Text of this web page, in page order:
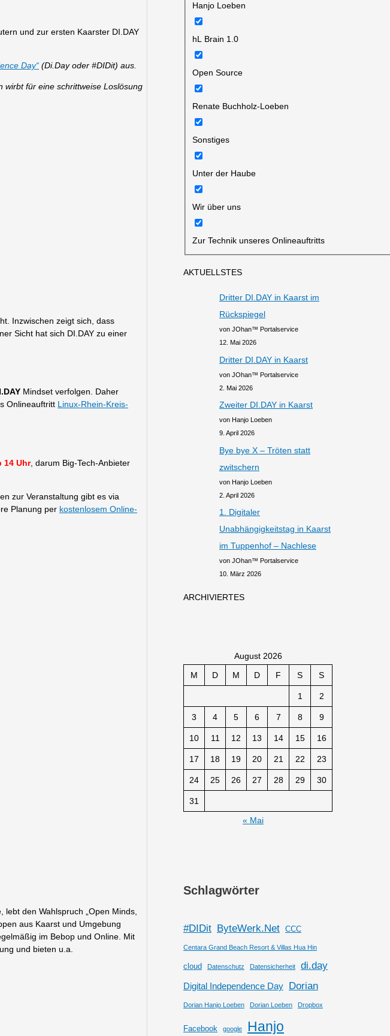
und zur ersten Kaarster DI.DAY
Day“ (Di.Day oder #DIDit) aus.
wirbt für eine schrittweise Loslösung
Inzwischen zeigt sich, dass
Sicht hat sich DI.DAY zu einer
Mindset verfolgen. Daher
Onlineauftritt Linux-Rhein-Kreis-
14 Uhr, darum Big-Tech-Anbieter
zur Veranstaltung gibt es via
Planung per kostenlosem Online-
den Wahlspruch „Open Minds,
aus Kaarst und Umgebung
im Bebop und Online. Mit
und bieten u.a.
Hanjo Loeben
hL Brain 1.0
Open Source
Renate Buchholz-Loeben
Sonstiges
Unter der Haube
Wir über uns
Zur Technik unseres Onlineauftritts
AKTUELLSTES
Dritter DI.DAY in Kaarst im
Rückspiegel
von JOhan™ Portalservice
12. Mai 2026
Dritter DI.DAY in Kaarst
von JOhan™ Portalservice
2. Mai 2026
Zweiter DI.DAY in Kaarst
von Hanjo Loeben
9. April 2026
Bye bye X – Tröten statt
zwitschern
von Hanjo Loeben
2. April 2026
1. Digitaler
Unabhängigkeitstag in Kaarst
im Tuppenhof – Nachlese
von JOhan™ Portalservice
10. März 2026
ARCHIVIERTES
August 2026
M
D M D F S S
1 2
3 4 5 6 7 8 9
10 11 12 13 14 15 16
17 18 19 20 21 22 23
24 25 26 27 28 29 30
31
« Mai
Schlagwörter
#DIDit ByteWerk.Net CCC
Centara Grand Beach Resort & Villas Hua Hin
cloud Datenschutz Datensicherheit di.day
Digital Independence Day Dorian
Dorian Hanjo Loeben Dorian Loeben Dropbox
Facebook google Hanjo